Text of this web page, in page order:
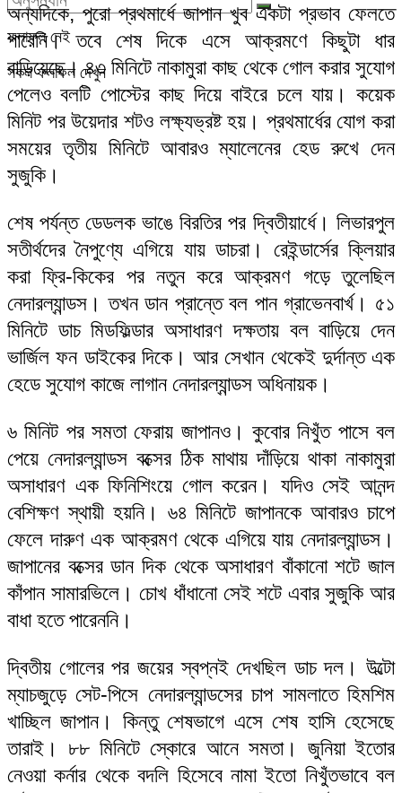
ফলাফল নেই
সকল ফলাফল দেখুন
অন্যদিকে, পুরো প্রথমার্ধে জাপান খুব একটা প্রভাব ফেলতে
পারেনি। তবে শেষ দিকে এসে আক্রমণে কিছুটা ধার
বাড়িয়েছে। ৪৩ মিনিটে নাকামুরা কাছ থেকে গোল করার সুযোগ
পেলেও বলটি পোস্টের কাছ দিয়ে বাইরে চলে যায়। কয়েক
মিনিট পর উয়েদার শটও লক্ষ্যভ্রষ্ট হয়। প্রথমার্ধের যোগ করা
সময়ের তৃতীয় মিনিটে আবারও ম্যালেনের হেড রুখে দেন
সুজুকি।
শেষ পর্যন্ত ডেডলক ভাঙে বিরতির পর দ্বিতীয়ার্ধে। লিভারপুল
সতীর্থদের নৈপুণ্যে এগিয়ে যায় ডাচরা। রেইন্ডার্সের ক্লিয়ার
করা ফ্রি-কিকের পর নতুন করে আক্রমণ গড়ে তুলেছিল
নেদারল্যান্ডস। তখন ডান প্রান্তে বল পান গ্রাভেনবার্খ। ৫১
মিনিটে ডাচ মিডফিল্ডার অসাধারণ দক্ষতায় বল বাড়িয়ে দেন
ভার্জিল ফন ডাইকের দিকে। আর সেখান থেকেই দুর্দান্ত এক
হেডে সুযোগ কাজে লাগান নেদারল্যান্ডস অধিনায়ক।
৬ মিনিট পর সমতা ফেরায় জাপানও। কুবোর নিখুঁত পাসে বল
পেয়ে নেদারল্যান্ডস বক্সের ঠিক মাথায় দাঁড়িয়ে থাকা নাকামুরা
অসাধারণ এক ফিনিশিংয়ে গোল করেন। যদিও সেই আনন্দ
বেশিক্ষণ স্থায়ী হয়নি। ৬৪ মিনিটে জাপানকে আবারও চাপে
ফেলে দারুণ এক আক্রমণ থেকে এগিয়ে যায় নেদারল্যান্ডস।
জাপানের বক্সের ডান দিক থেকে অসাধারণ বাঁকানো শটে জাল
কাঁপান সামারভিলে। চোখ ধাঁধানো সেই শটে এবার সুজুকি আর
বাধা হতে পারেননি।
দ্বিতীয় গোলের পর জয়ের স্বপ্নই দেখছিল ডাচ দল। উল্টো
ম্যাচজুড়ে সেট-পিসে নেদারল্যান্ডসের চাপ সামলাতে হিমশিম
খাচ্ছিল জাপান। কিন্তু শেষভাগে এসে শেষ হাসি হেসেছে
তারাই। ৮৮ মিনিটে স্কোরে আনে সমতা। জুনিয়া ইতোর
নেওয়া কর্নার থেকে বদলি হিসেবে নামা ইতো নিখুঁতভাবে বল